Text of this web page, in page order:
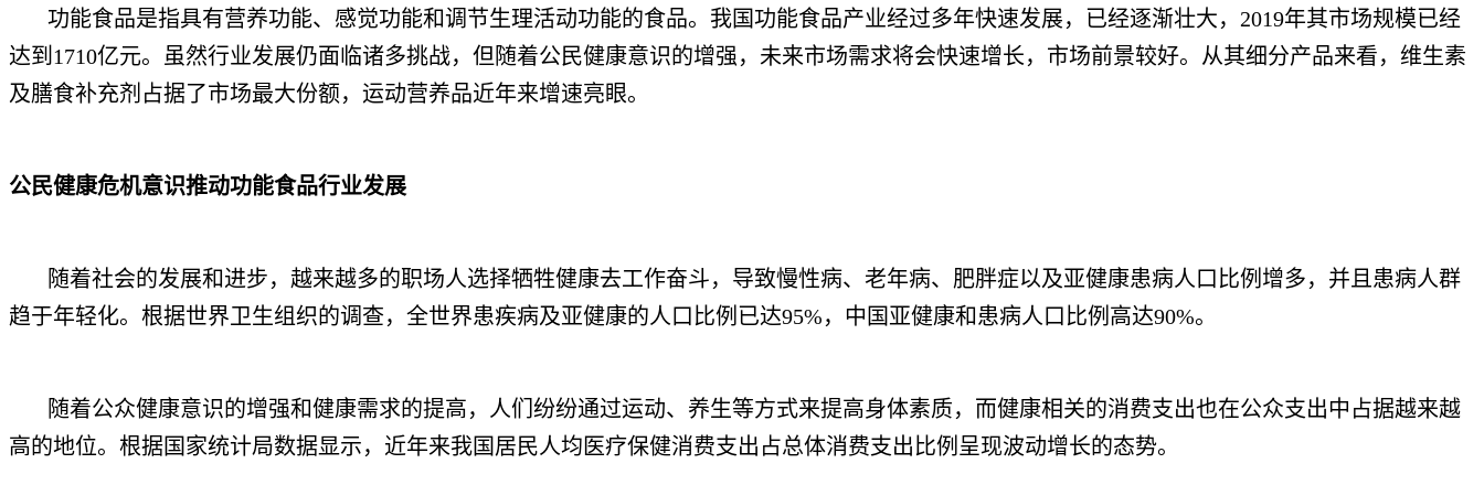
功能食品是指具有营养功能、感觉功能和调节生理活动功能的食品。我国功能食品产业经过多年快速发展，已经逐渐壮大，2019年其市场规模已经
达到1710亿元。虽然行业发展仍面临诸多挑战，但随着公民健康意识的增强，未来市场需求将会快速增长，市场前景较好。从其细分产品来看，维生素
及膳食补充剂占据了市场最大份额，运动营养品近年来增速亮眼。
公民健康危机意识推动功能食品行业发展
随着社会的发展和进步，越来越多的职场人选择牺牲健康去工作奋斗，导致慢性病、老年病、肥胖症以及亚健康患病人口比例增多，并且患病人群
趋于年轻化。根据世界卫生组织的调查，全世界患疾病及亚健康的人口比例已达95%，中国亚健康和患病人口比例高达90%。
随着公众健康意识的增强和健康需求的提高，人们纷纷通过运动、养生等方式来提高身体素质，而健康相关的消费支出也在公众支出中占据越来越
高的地位。根据国家统计局数据显示，近年来我国居民人均医疗保健消费支出占总体消费支出比例呈现波动增长的态势。